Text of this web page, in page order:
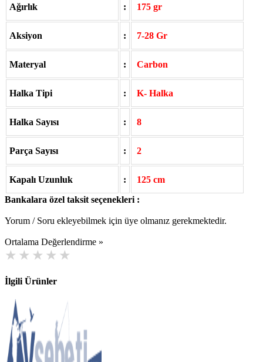
Ağırlık : 175 gr
Aksiyon : 7-28 Gr
Materyal : Carbon
Halka Tipi : K- Halka
Halka Sayısı : 8
Parça Sayısı : 2
Kapalı Uzunluk :
125 cm
Bankalara özel taksit seçenekleri :
Yorum / Soru ekleyebilmek için üye olmanız gerekmektedir.
Ortalama Değerlendirme »
İlgili Ürünler